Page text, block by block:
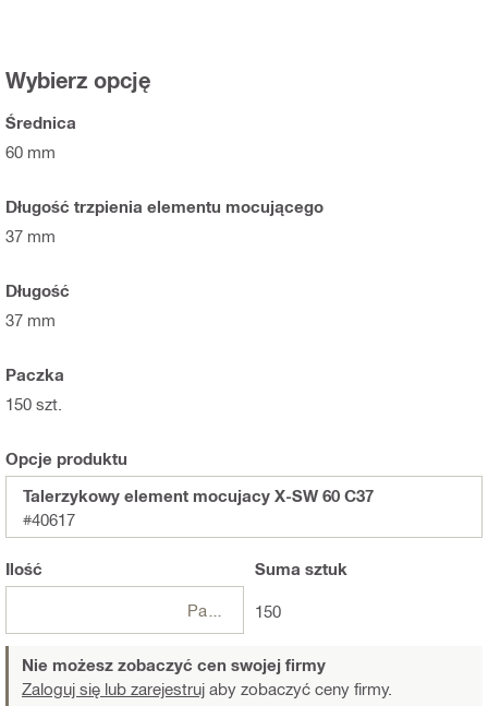
Wybierz opcję
Średnica
60 mm
Długość trzpienia elementu mocującego
37 mm
Długość
37 mm
Paczka
150 szt.
Opcje produktu
Talerzykowy element mocujacy X-SW 60 C37
#40617
Ilość Suma sztuk
150
Nie możesz zobaczyć cen swojej firmy
Zaloguj się lub zarejestruj aby zobaczyć ceny firmy.